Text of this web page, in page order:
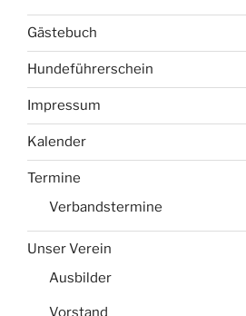
Gästebuch
Hundeführerschein
Impressum
Kalender
Termine
Verbandstermine
Unser Verein
Ausbilder
Vorstand